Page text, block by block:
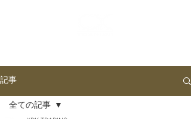
記事
全ての記事